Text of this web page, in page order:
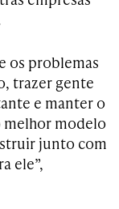
os problemas
trazer gente
e manter o
melhor modelo
junto com
ele”,